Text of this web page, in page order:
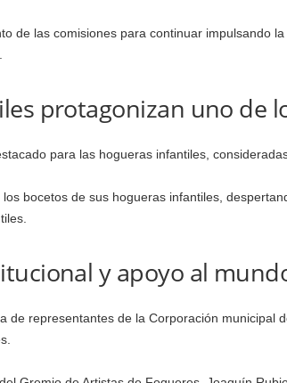
de las comisiones para continuar impulsando
protagonizan uno de
para las hogueras infantiles,
bocetos de sus hogueras infantiles,
y apoyo al
de representantes de la Corporación municipal